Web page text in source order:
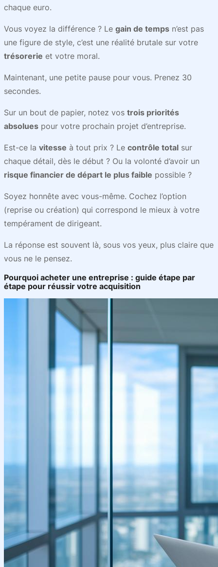
chaque euro.
Vous voyez la différence ? Le gain de temps n’est pas
une figure de style, c’est une réalité brutale sur votre
trésorerie et votre moral.
Maintenant, une petite pause pour vous. Prenez 30
secondes.
Sur un bout de papier, notez vos trois priorités
absolues pour votre prochain projet d’entreprise.
Est-ce la vitesse à tout prix ? Le contrôle total sur
chaque détail, dès le début ? Ou la volonté d’avoir un
risque financier de départ le plus faible possible ?
Soyez honnête avec vous-même. Cochez l’option
(reprise ou création) qui correspond le mieux à votre
tempérament de dirigeant.
La réponse est souvent là, sous vos yeux, plus claire que
vous ne le pensez.
Pourquoi acheter une entreprise : guide étape par
étape pour réussir votre acquisition